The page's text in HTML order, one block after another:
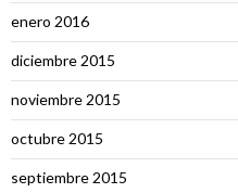
enero 2016
diciembre 2015
noviembre 2015
octubre 2015
septiembre 2015